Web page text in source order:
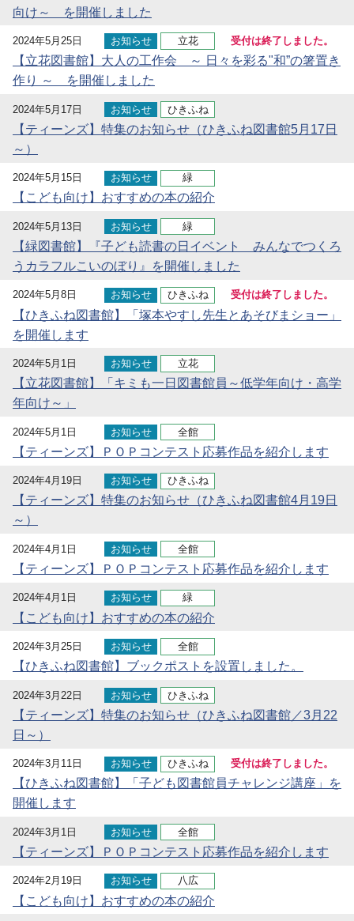
向け～ を開催しました
2024年5月25日 お知らせ 立花 受付は終了しました。
【立花図書館】大人の工作会 ～ 日々を彩る"和”の箸置き
作り ～ を開催しました
2024年5月17日 お知らせ ひきふね
【ティーンズ】特集のお知らせ（ひきふね図書館5月17日
～）
2024年5月15日 お知らせ 緑
【こども向け】おすすめの本の紹介
2024年5月13日 お知らせ 緑
【緑図書館】『子ども読書の日イベント みんなでつくろ
うカラフルこいのぼり』を開催しました
2024年5月8日 お知らせ ひきふね 受付は終了しました。
【ひきふね図書館】「塚本やすし先生とあそびまショー」
を開催します
2024年5月1日 お知らせ 立花
【立花図書館】「キミも一日図書館員～低学年向け・高学
年向け～」
2024年5月1日 お知らせ 全館
【ティーンズ】ＰＯＰコンテスト応募作品を紹介します
2024年4月19日 お知らせ ひきふね
【ティーンズ】特集のお知らせ（ひきふね図書館4月19日
～）
2024年4月1日 お知らせ 全館
【ティーンズ】ＰＯＰコンテスト応募作品を紹介します
2024年4月1日 お知らせ 緑
【こども向け】おすすめの本の紹介
2024年3月25日 お知らせ 全館
【ひきふね図書館】ブックポストを設置しました。
2024年3月22日 お知らせ ひきふね
【ティーンズ】特集のお知らせ（ひきふね図書館／3月22
日～）
2024年3月11日 お知らせ ひきふね 受付は終了しました。
【ひきふね図書館】「子ども図書館員チャレンジ講座」を
開催します
2024年3月1日 お知らせ 全館
【ティーンズ】ＰＯＰコンテスト応募作品を紹介します
2024年2月19日 お知らせ 八広
【こども向け】おすすめの本の紹介